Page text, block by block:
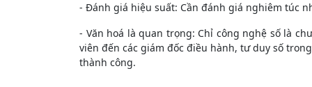
- Đánh giá hiệu suất: Cần đánh giá nghiêm túc
- Văn hoá là quan trọng: Chỉ công nghệ số là
viên đến các giám đốc điều hành, tư duy số
thành công.